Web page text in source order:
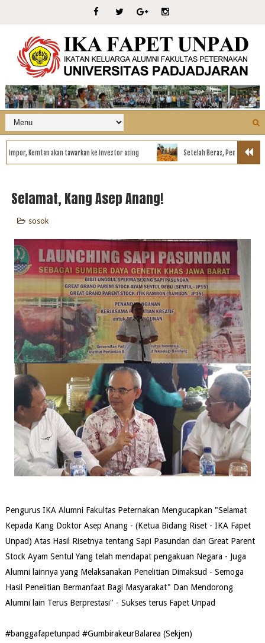
Kemtan akan tawarkan ke investor asing Setelah Beras, Pemerintah akan
Selamat, Kang Asep Anang!
sosok
Pengurus IKA Alumni Fakultas Peternakan Mengucapkan "Selamat
Kepada Kang Doktor Asep Anang - (Ketua Bidang Riset - IKA Fapet
Unpad) Atas Hasil Risetnya tentang Sapi Pasundan dan Great Parent
Stock Ayam Sentul Yang telah mendapat pengakuan Negara - Juga
Alumni lainnya yang Melaksanakan Penelitian Dimaksud - Semoga
Hasil Penelitian Bermanfaat Bagi Masyarakat" Dan Mendorong
Alumni lain Terus Berprestasi" - Sukses terus Fapet Unpad
#‎banggafapetunpad‬ ‪#‎GumbirakeurBalarea‬ (Sekjen)